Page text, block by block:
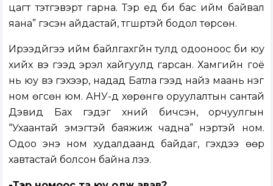
цагт тэтгэвэрт гарна. Тэр үед би бас ийм байвал
яана” гэсэн айдастай, түгшүүртэй бодол төрсөн.
Ирээдүйгээ ийм байлгахгүйн тулд одооноос би юу
хийх вэ гээд эрэл хайгуулд гарсан. Хамгийн гоё
нь юу вэ гэхээр, надад Батла гээд найз маань нэг
ном өгсөн юм. АНУ-д хөрөнгө оруулалтын сантай
Дэвид Бах гэдэг хүний бичсэн, орчуулгын
“Ухаантай эмэгтэй баяжиж чадна” нэртэй ном.
Одоо энэ ном худалдаанд байдаг, гэхдээ өөр
хавтастай болсон байна лээ.